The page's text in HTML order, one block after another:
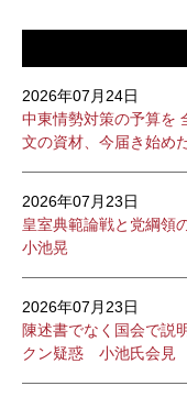
2026年07月24日
中東情勢対策の予算を
文の資材、今届き始めた
2026年07月23日
皇室典範論戦と党綱領
小池晃
2026年07月23日
陳述書でなく国会で説
クン疑惑 小池氏会見